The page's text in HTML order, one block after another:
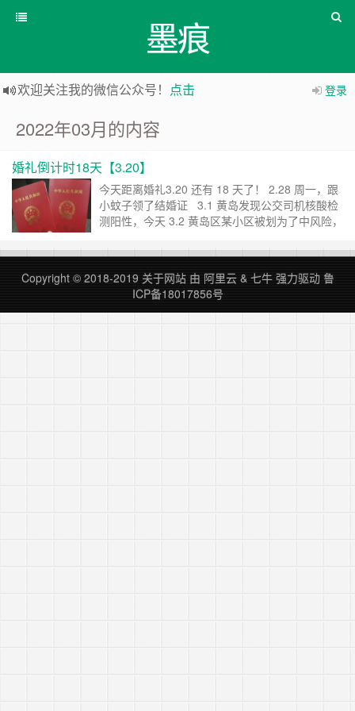
墨痕
登录
欢迎关注我的微信公众号！ 点击
2022年03月的内容
婚礼倒计时18天【3.20】
今天距离婚礼3.20 还有 18 天了！ 2.28 周一，跟
小蚊子领了结婚证 3.1 黄岛发现公交司机核酸检
测阳性，今天 3.2 黄岛区某小区被划为了中风险，
们的婚礼啊！ 不过现在也做不了什么，只能说既
来之则安之，继续筹备婚礼！ …… 继续阅读 »
Copyright © 2018-2019 关于网站由 阿里云& 七牛 强力驱动 鲁
ICP备18017856号